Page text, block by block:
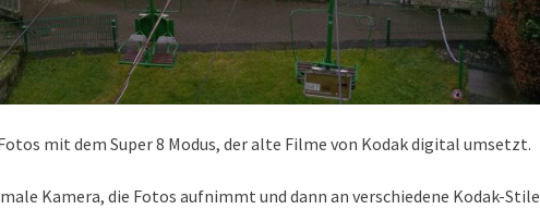
mit dem Super 8 Modus, der alte Filme von Kodak digital umsetzt.
Kamera, die Fotos aufnimmt und dann an verschiedene Kodak-Stile